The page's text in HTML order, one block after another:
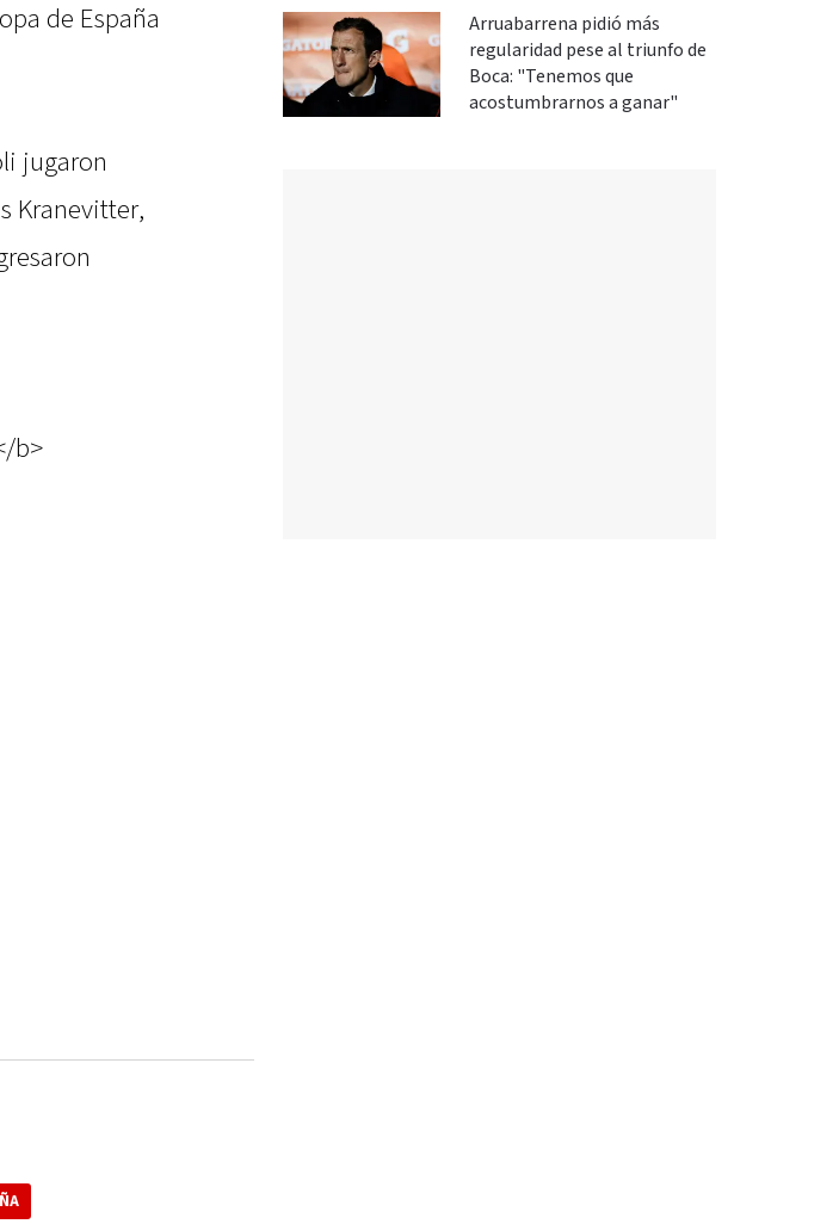
de España
jugaron
Kranevitter,
b>
Arruabarrena pidió más
regularidad pese al triunfo de
Boca: "Tenemos que
acostumbrarnos a ganar"